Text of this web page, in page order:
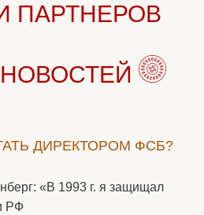
ПАРТНЕРОВ
ДИРЕКТОРОМ ФСБ?
«В 1993 г. я защищал
РФ